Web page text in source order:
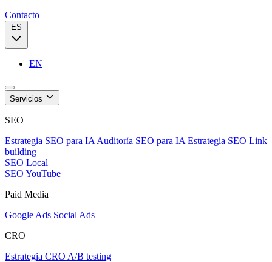
Contacto
EN
Servicios
SEO
Estrategia SEO para IA Auditoría SEO para IA Estrategia SEO Link
building
SEO Local
SEO YouTube
Paid Media
Google Ads Social Ads
CRO
Estrategia CRO A/B testing